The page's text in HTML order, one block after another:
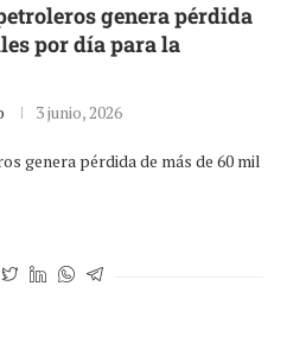
genera pérdida
por día para la
3 junio, 2026
genera pérdida de más de 60 mil